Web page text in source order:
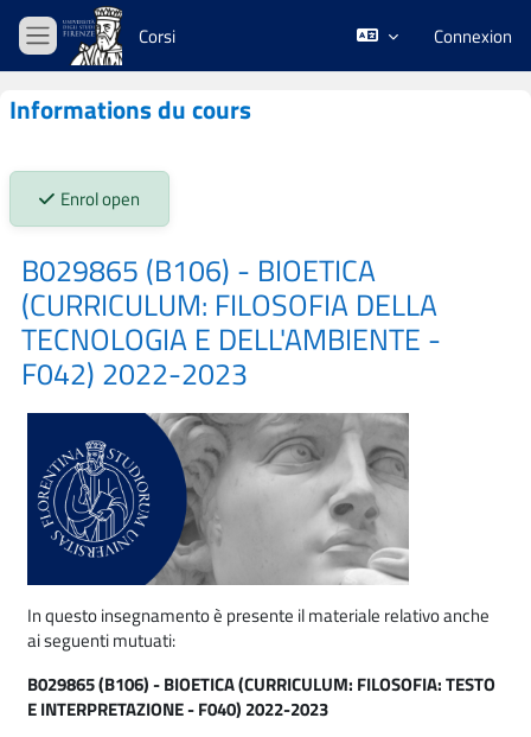
Passer au contenu principal
Panneau latéral
Corsi Connexion
Informations du cours
Stato iscrizioni:
Enrol open
B029865 (B106) - BIOETICA
(CURRICULUM: FILOSOFIA DELLA
TECNOLOGIA E DELL'AMBIENTE -
F042) 2022-2023
In questo insegnamento è presente il materiale relativo anche
ai seguenti mutuati:
B029865 (B106) - BIOETICA (CURRICULUM: FILOSOFIA: TESTO
E INTERPRETAZIONE - F040) 2022-2023